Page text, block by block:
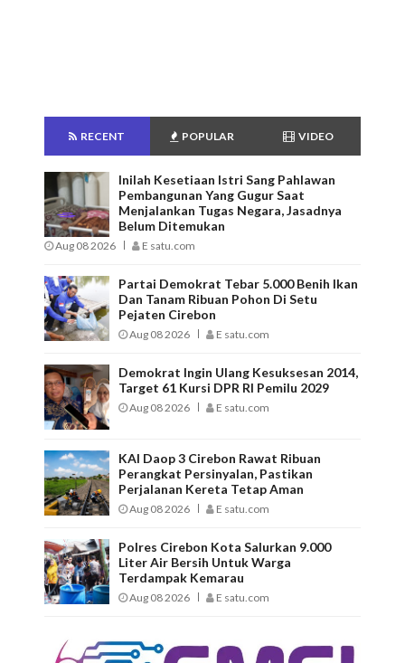
RECENT POPULAR VIDEO
Inilah Kesetiaan Istri Sang Pahlawan
Pembangunan Yang Gugur Saat
Menjalankan Tugas Negara, Jasadnya
Belum Ditemukan
Aug 08 2026 E satu.com
Partai Demokrat Tebar 5.000 Benih Ikan
Dan Tanam Ribuan Pohon Di Setu
Pejaten Cirebon
Aug 08 2026 E satu.com
Demokrat Ingin Ulang Kesuksesan 2014,
Target 61 Kursi DPR RI Pemilu 2029
Aug 08 2026 E satu.com
KAI Daop 3 Cirebon Rawat Ribuan
Perangkat Persinyalan, Pastikan
Perjalanan Kereta Tetap Aman
Aug 08 2026 E satu.com
Polres Cirebon Kota Salurkan 9.000
Liter Air Bersih Untuk Warga
Terdampak Kemarau
Aug 08 2026 E satu.com